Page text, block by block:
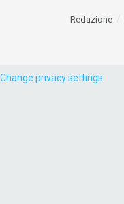
Redazione
Change privacy settings